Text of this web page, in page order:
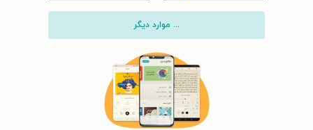
... موارد دیگر